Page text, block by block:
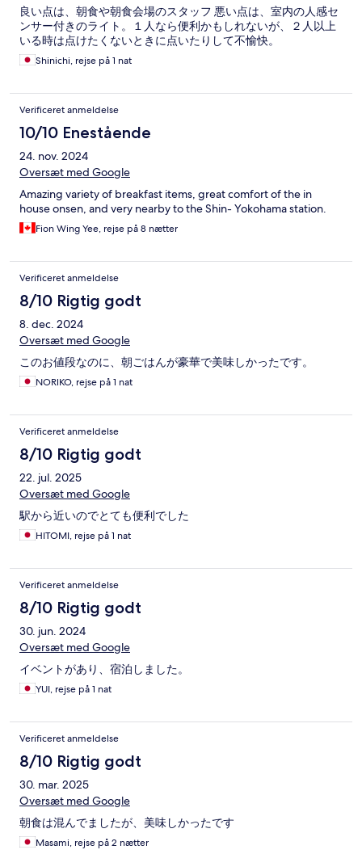
良い点は、朝食や朝食会場のスタッフ 悪い点は、室内の人感セ
ンサー付きのライト。１人なら便利かもしれないが、２人以上
いる時は点けたくないときに点いたりして不愉快。
Shinichi, rejse på 1 nat
Verificeret anmeldelse
10/10 Enestående
24. nov. 2024
Oversæt med Google
Amazing variety of breakfast items, great comfort of the in
house onsen, and very nearby to the Shin- Yokohama station.
Fion Wing Yee, rejse på 8 nætter
Verificeret anmeldelse
8/10 Rigtig godt
8. dec. 2024
Oversæt med Google
このお値段なのに、朝ごはんが豪華で美味しかったです。
NORlKO, rejse på 1 nat
Verificeret anmeldelse
8/10 Rigtig godt
22. jul. 2025
Oversæt med Google
駅から近いのでとても便利でした
HITOMI, rejse på 1 nat
Verificeret anmeldelse
8/10 Rigtig godt
30. jun. 2024
Oversæt med Google
イベントがあり、宿泊しました。
YUI, rejse på 1 nat
Verificeret anmeldelse
8/10 Rigtig godt
30. mar. 2025
Oversæt med Google
朝食は混んでましたが、美味しかったです
Masami, rejse på 2 nætter